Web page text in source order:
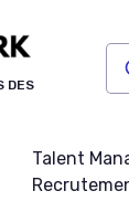
DES
Talent